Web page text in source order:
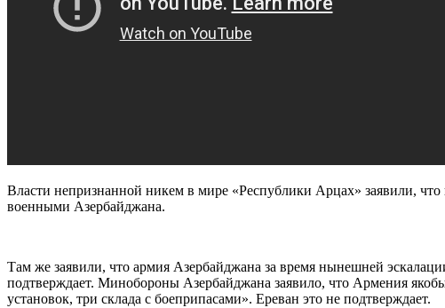
Власти непризнанной никем в мире «Республики Арцах» заявили,
военными Азербайджана.
Там же заявили, что армия Азербайджана за время нынешней
подтверждает. Минобороны Азербайджана заявило, что Армения
установок, три склада с боеприпасами». Ереван это не подтверждает.